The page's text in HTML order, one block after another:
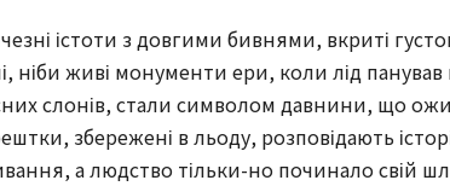
істоти з довгими бивнями, вкриті
ніби живі монументи ери, коли лід
слонів, стали символом давнини, що
збережені в льоду, розповідають
а людство тільки-но починало свій